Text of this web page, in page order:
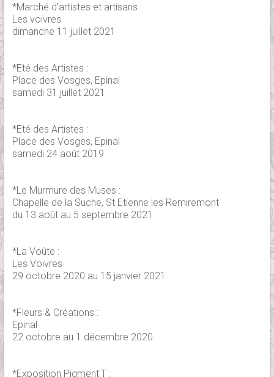
*Marché d'artistes et artisans :
Les voivres
dimanche 11 juillet 2021
*Eté des Artistes :
Place des Vosges, Epinal
samedi 31 juillet 2021
*Eté des Artistes :
Place des Vosges, Epinal
samedi 24 août 2019
*Le Murmure des Muses :
Chapelle de la Suche, St Etienne les Remiremont
du 13 août au 5 septembre 2021
*La Voûte :
Les Voivres
29 octobre 2020 au 15 janvier 2021
*Fleurs & Créations :
Epinal
22 octobre au 1 décembre 2020
*Exposition Pigment'T :